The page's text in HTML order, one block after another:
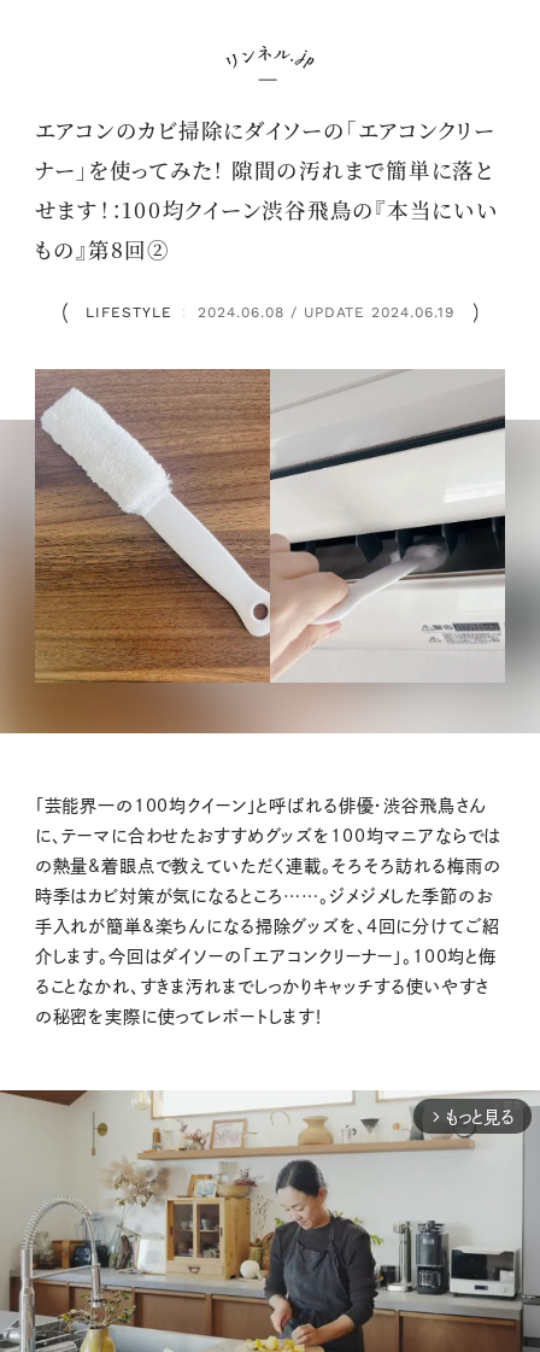
エアコンのカビ掃除にダイソーの「エアコンクリー
ナー」を使ってみた！ 隙間の汚れまで簡単に落と
せます！：100均クイーン渋谷飛鳥の『本当にいい
もの』第8回②
LIFESTYLE ： 2024.06.08 / UPDATE 2024.06.19
「芸能界一の100均クイーン」と呼ばれる俳優・渋谷飛鳥さん
に、テーマに合わせたおすすめグッズを100均マニアならでは
の熱量&着眼点で教えていただく連載。そろそろ訪れる梅雨の
時季はカビ対策が気になるところ……。ジメジメした季節のお
手入れが簡単&楽ちんになる掃除グッズを、4回に分けてご紹
介します。今回はダイソーの「エアコンクリーナー」。100均と侮
ることなかれ、すきま汚れまでしっかりキャッチする使いやすさ
の秘密を実際に使ってレポートします！
arrow_forward_ios もっと見る